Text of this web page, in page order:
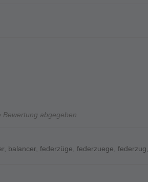
Bewertung abgegeben
balancer federzüge federzuege federzug